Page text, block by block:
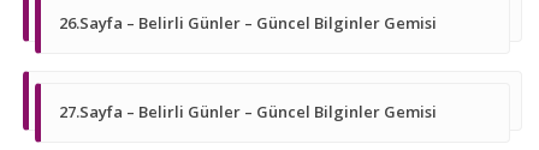
26.Sayfa – Belirli Günler – Güncel Bilginler Gemisi
27.Sayfa – Belirli Günler – Güncel Bilginler Gemisi